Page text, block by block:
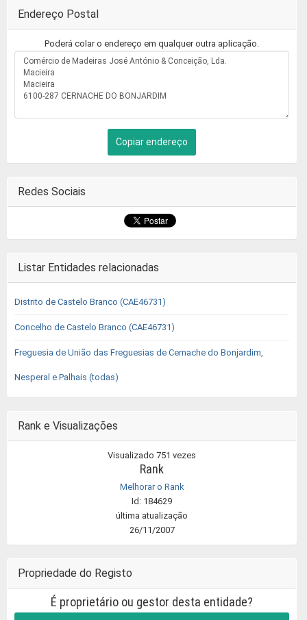
Endereço Postal
Poderá colar o endereço em qualquer outra aplicação.
Copiar endereço
Redes Sociais
Listar Entidades relacionadas
Distrito de Castelo Branco (CAE46731)
Concelho de Castelo Branco (CAE46731)
Freguesia de União das Freguesias de Cernache do Bonjardim,
Nesperal e Palhais (todas)
Rank e Visualizações
Visualizado 751 vezes
Rank
Melhorar o Rank
Id: 184629
última atualização
26/11/2007
Propriedade do Registo
É proprietário ou gestor desta entidade?